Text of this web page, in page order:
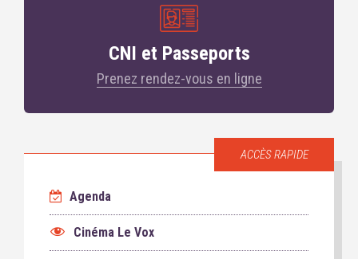
CNI et Passeports
Prenez rendez-vous en ligne
ACCÈS RAPIDE
Agenda
Cinéma Le Vox